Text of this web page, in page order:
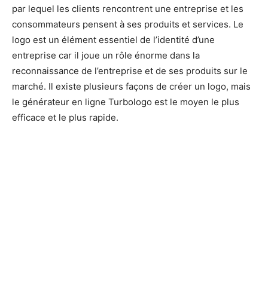
par lequel les clients rencontrent une entreprise et les
consommateurs pensent à ses produits et services. Le
logo est un élément essentiel de l’identité d’une
entreprise car il joue un rôle énorme dans la
reconnaissance de l’entreprise et de ses produits sur le
marché. Il existe plusieurs façons de créer un logo, mais
le générateur en ligne Turbologo est le moyen le plus
efficace et le plus rapide.